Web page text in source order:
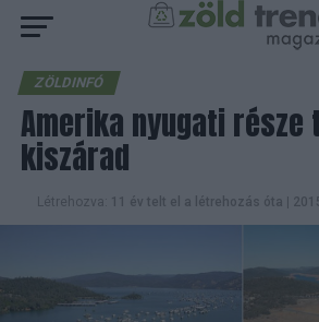
ZÖLDINFÓ
Amerika nyugati része
kiszárad
Létrehozva: 11 év telt el a létrehozás óta